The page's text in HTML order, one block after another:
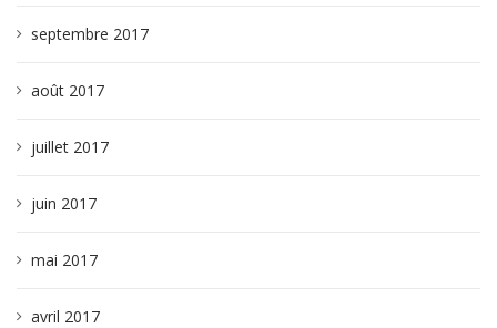
septembre 2017
août 2017
juillet 2017
juin 2017
mai 2017
avril 2017